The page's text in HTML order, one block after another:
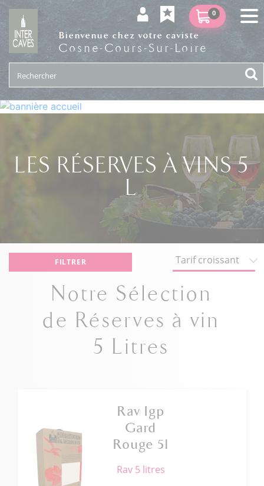
0
Bienvenue chez votre caviste
Cosne-Cours-Sur-Loire
LES RÉSERVES À VINS 5
L
FILTRER
Notre Sélection
de Réserves à vin
5 Litres
Rav Igp
Gard
Rouge 5l
rav 5 litres